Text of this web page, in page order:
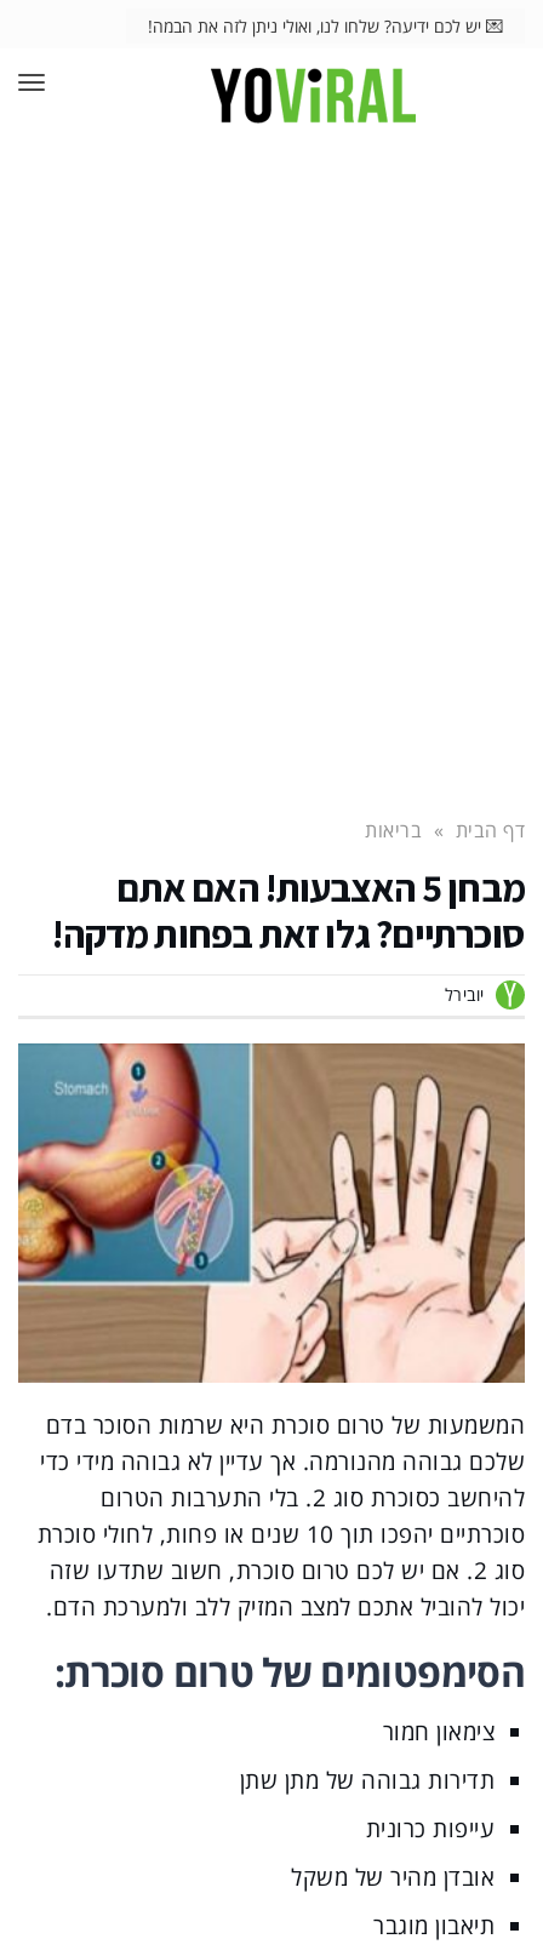
💌 יש לכם ידיעה? שלחו לנו, ואולי ניתן לזה את הבמה!
דף הבית » בריאות
מבחן 5 האצבעות! האם אתם
סוכרתיים? גלו זאת בפחות מדקה!
יובירל
המשמעות של טרום סוכרת היא שרמות הסוכר בדם
שלכם גבוהה מהנורמה. אך עדיין לא גבוהה מידי כדי
להיחשב כסוכרת סוג 2. בלי התערבות הטרום
סוכרתיים יהפכו תוך 10 שנים או פחות, לחולי סוכרת
סוג 2. אם יש לכם טרום סוכרת, חשוב שתדעו שזה
יכול להוביל אתכם למצב המזיק ללב ולמערכת הדם.
הסימפטומים של טרום סוכרת:
צימאון חמור
תדירות גבוהה של מתן שתן
עייפות כרונית
אובדן מהיר של משקל
תיאבון מוגבר